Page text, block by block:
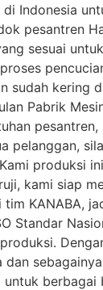
Indonesia
pesantren
sesuai
sudah kering
Pabrik
pelanggan,
produksi
kami siap
KANABA,
Standar
berbagai